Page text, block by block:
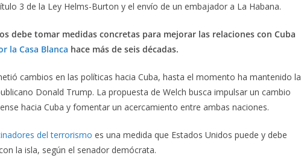
3 de la Ley Helms-Burton y el envío de un embajador a La Habana.
debe tomar medidas concretas para mejorar las relaciones con Cuba
la Casa Blanca hace más de seis décadas.
cambios en las políticas hacia Cuba, hasta el momento ha mantenido la
Donald Trump. La propuesta de Welch busca impulsar un cambio
hacia Cuba y fomentar un acercamiento entre ambas naciones.
del terrorismo es una medida que Estados Unidos puede y debe
la isla, según el senador demócrata.